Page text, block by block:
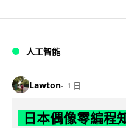
人工智能
Lawton 1 日
日本偶像零編程